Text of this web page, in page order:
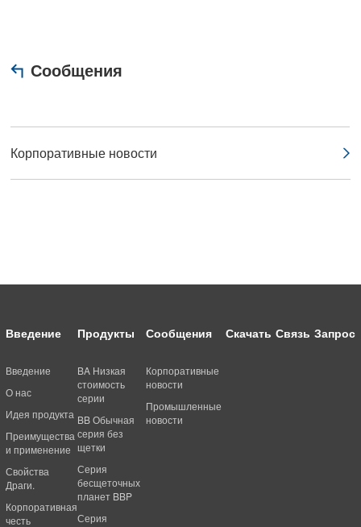
Сообщения
Корпоративные новости
Введение
Введение
О нас
Идея продукта
Преимущества
и применение
Свойства
Драги.
Корпоративная
честь
Продукты
BA Низкая
стоимость
серии
BB Обычная
серия без
щетки
Серия
бесщеточных
планет BBP
Серия
Сообщения
Корпоративные
новости
Промышленные
новости
Скачать Связь Запрос